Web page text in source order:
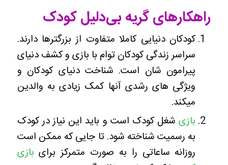
راهکارهای گریه بی‌دلیل کودک
کودکان دنیایی کاملا متفاوت از بزرگترها دارند.
سراسر زندگی کودکان توام با بازی و کشف دنیای
پیرامون شان است‌‌. شناخت دنیای کودکان و
ویژگی های رشدی آنها کمک زیادی به والدین
میکند.
بازیشغل کودک است و باید این نیاز در کودک
به رسمیت شناخته شود. تا جایی که ممکن است
روزانه ساعاتی را به صورت متمرکز برای بازی